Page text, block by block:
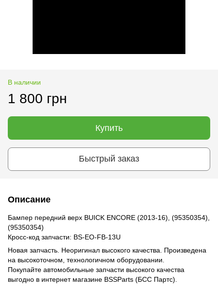
В наличии
1 800 грн
Купить
Быстрый заказ
Описание
Бампер передний верх BUICK ENCORE (2013-16), (95350354),
(95350354)
Кросс-код запчасти: BS-EO-FB-13U
Новая запчасть. Неоригинал высокого качества. Произведена
на высокоточном, технологичном оборудовании.
Покупайте автомобильные запчасти высокого качества
выгодно в интернет магазине BSSParts (БСС Партс).